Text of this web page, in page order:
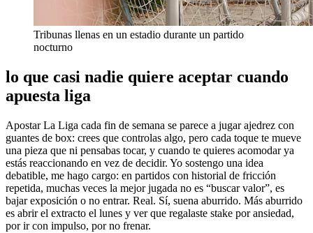
Tribunas llenas en un estadio durante un partido
nocturno
lo que casi nadie quiere aceptar cuando
apuesta liga
Apostar La Liga cada fin de semana se parece a jugar ajedrez con
guantes de box: crees que controlas algo, pero cada toque te mueve
una pieza que ni pensabas tocar, y cuando te quieres acomodar ya
estás reaccionando en vez de decidir. Yo sostengo una idea
debatible, me hago cargo: en partidos con historial de fricción
repetida, muchas veces la mejor jugada no es “buscar valor”, es
bajar exposición o no entrar. Real. Sí, suena aburrido. Más aburrido
es abrir el extracto el lunes y ver que regalaste stake por ansiedad,
por ir con impulso, por no frenar.